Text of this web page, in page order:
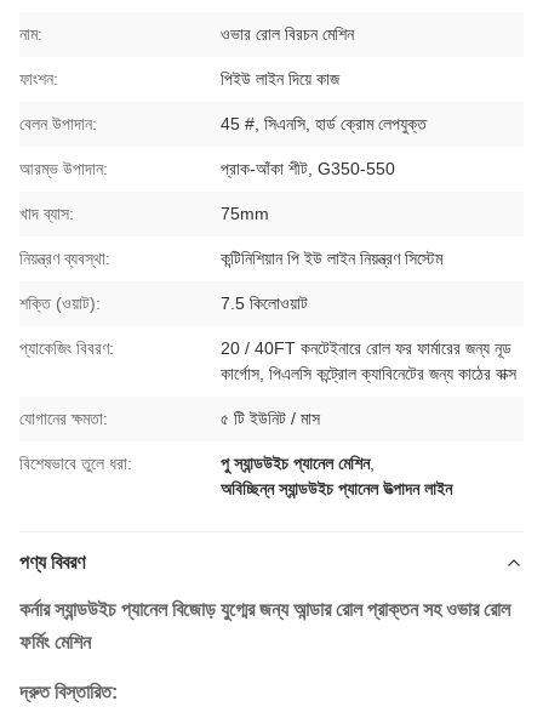
নাম: ওভার রোল বিরচন মেশিন
ফাংশন: পিইউ লাইন দিয়ে কাজ
বেলন উপাদান: 45 #, সিএনসি, হার্ড ক্রোম লেপযুক্ত
আরম্ভ উপাদান: প্রাক-আঁকা শীট, G350-550
খাদ ব্যাস: 75mm
নিয়ন্ত্রণ ব্যবস্থা: কন্টিনিশিয়ান পি ইউ লাইন নিয়ন্ত্রণ সিস্টেম
শক্তি (ওয়াট): 7.5 কিলোওয়াট
প্যাকেজিং বিবরণ:
20 / 40FT কনটেইনারে রোল ফর ফার্মারের জন্য নূড
কার্গোস, পিএলসি কন্ট্রোল ক্যাবিনেটের জন্য কাঠের বাক্স
যোগানের ক্ষমতা: ৫ টি ইউনিট / মাস
বিশেষভাবে তুলে ধরা: পু স্যান্ডউইচ প্যানেল মেশিন,
অবিচ্ছিন্ন স্যান্ডউইচ প্যানেল উত্পাদন লাইন
পণ্য বিবরণ
কর্নার স্যান্ডউইচ প্যানেল বিজোড় যুগ্মের জন্য আন্ডার রোল প্রাক্তন সহ ওভার রোল
ফর্মিং মেশিন
দ্রুত বিস্তারিত: